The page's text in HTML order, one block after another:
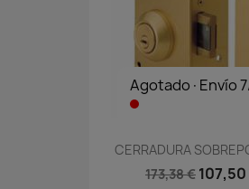
Agotado·Envío
CERRADURA
173,38 €